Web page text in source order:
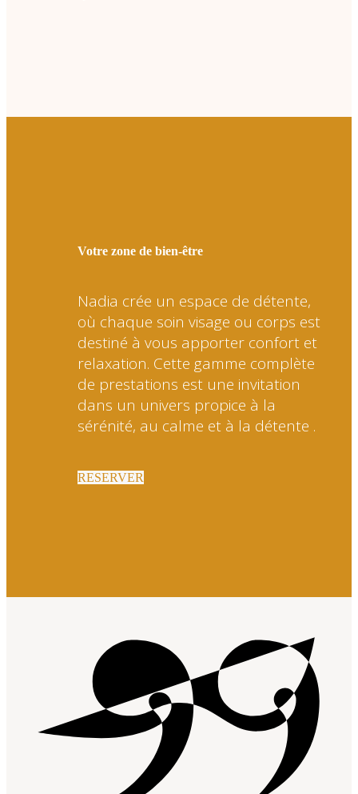
Votre zone de bien-être
Nadia crée un espace de détente,
où chaque soin visage ou corps est
destiné à vous apporter confort et
relaxation. Cette gamme complète
de prestations est une invitation
dans un univers propice à la
sérénité, au calme et à la détente .
RESERVER